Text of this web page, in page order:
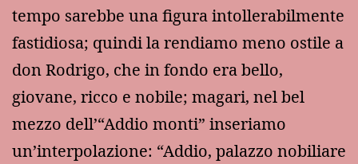
tempo sarebbe una figura intollerabilmente
fastidiosa; quindi la rendiamo meno ostile a
don Rodrigo, che in fondo era bello,
giovane, ricco e nobile; magari, nel bel
mezzo dell’“Addio monti” inseriamo
un’interpolazione: “Addio, palazzo nobiliare